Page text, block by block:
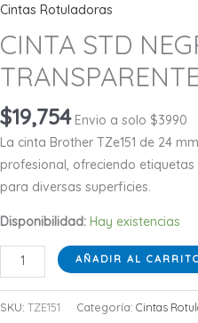
Cintas Rotuladoras
CINTA STD
$19,754 Envio a solo $3990
La cinta Brother TZe151 de 24
profesional, ofreciendo
para diversas superficies.
Disponibilidad: Hay existencias
CINTA
STD
NEGRO
AÑADIR AL
SKU: TZE151 Categoría: Cintas